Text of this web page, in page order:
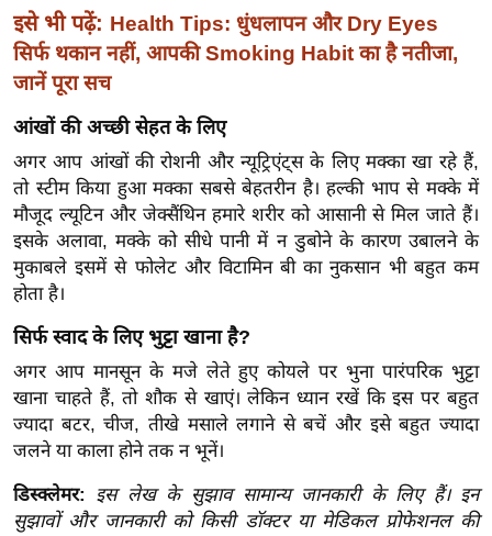
न्यू
ज
ब्री
म
नो
रं
ज
न
ज
त
बॉ
ली
वु
ड
हॉ
ली
इसे भी पढ़ें: Health Tips: धुंधलापन और Dry Eyes
सिर्फ थकान नहीं, आपकी Smoking Habit का है नतीजा,
जानें पूरा सच
आंखों की अच्छी सेहत के लिए
अगर आप आंखों की रोशनी और न्यूट्रिएंट्स के लिए मक्का खा रहे हैं,
तो स्टीम किया हुआ मक्का सबसे बेहतरीन है। हल्की भाप से मक्के में
मौजूद ल्यूटिन और जेक्सैंथिन हमारे शरीर को आसानी से मिल जाते हैं।
इसके अलावा, मक्के को सीधे पानी में न डुबोने के कारण उबालने के
मुकाबले इसमें से फोलेट और विटामिन बी का नुकसान भी बहुत कम
होता है।
सिर्फ स्वाद के लिए भुट्टा खाना है?
अगर आप मानसून के मजे लेते हुए कोयले पर भुना पारंपरिक भुट्टा
खाना चाहते हैं, तो शौक से खाएं। लेकिन ध्यान रखें कि इस पर बहुत
ज्यादा बटर, चीज, तीखे मसाले लगाने से बचें और इसे बहुत ज्यादा
जलने या काला होने तक न भूनें।
डिस्क्लेमर: इस लेख के सुझाव सामान्य जानकारी के लिए हैं। इन
सुझावों और जानकारी को किसी डॉक्टर या मेडिकल प्रोफेशनल की